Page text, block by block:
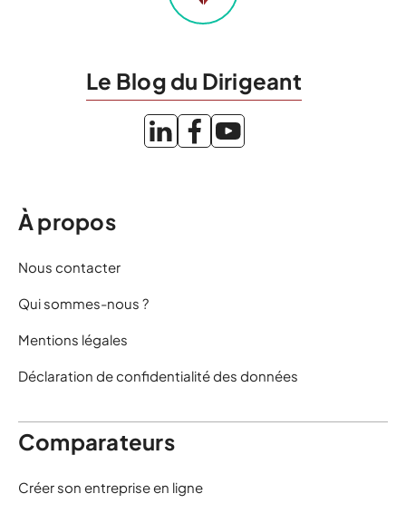
Le Blog du Dirigeant
À propos
Nous contacter
Qui sommes-nous ?
Mentions légales
Déclaration de confidentialité des données
Comparateurs
Créer son entreprise en ligne